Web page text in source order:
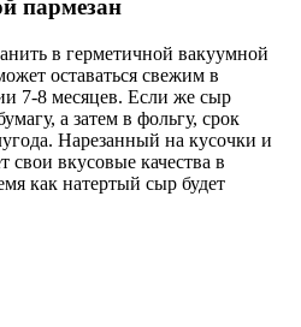
пармезан
в герметичной вакуумной
оставаться свежим в
7-8 месяцев. Если же сыр
а затем в фольгу, срок
Нарезанный на кусочки и
свои вкусовые качества в
как натертый сыр будет